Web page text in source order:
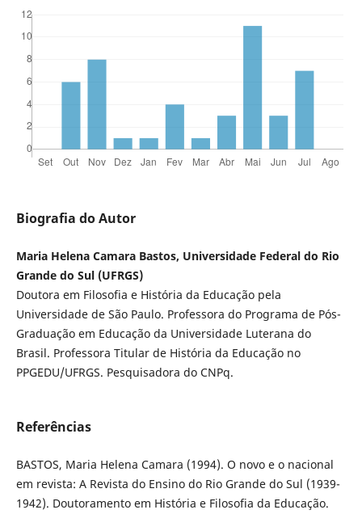
Biografia do Autor
Maria Helena Camara Bastos, Universidade Federal do Rio
Grande do Sul (UFRGS)
Doutora em Filosofia e História da Educação pela
Universidade de São Paulo. Professora do Programa de Pós-
Graduação em Educação da Universidade Luterana do
Brasil. Professora Titular de História da Educação no
PPGEDU/UFRGS. Pesquisadora do CNPq.
Referências
BASTOS, Maria Helena Camara (1994). O novo e o nacional
em revista: A Revista do Ensino do Rio Grande do Sul (1939-
1942). Doutoramento em História e Filosofia da Educação.